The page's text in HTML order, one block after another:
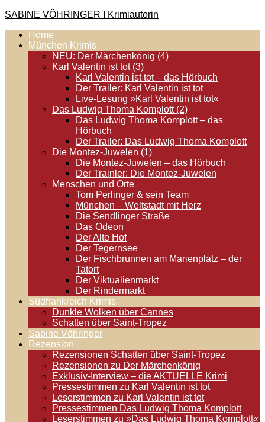
Zum
springen
SABINE VÖHRINGER I Krimiautorin
Krimis, bei denen das universell Menschliche im Vordergrund
steht. Spielen zentral in der Münchner Altstadt.
Home
München Krimis
NEU: Der Märchenkönig (4)
Karl Valentin ist tot (3)
Karl Valentin ist tot – das Hörbuch
Der Trailer: Karl Valentin ist tot
Live-Lesung »Karl Valentin ist tot«
Das Ludwig Thoma Komplott (2)
Das Ludwig Thoma Komplott – das
Hörbuch
Der Trailer: Das Ludwig Thoma Komplott
Die Montez-Juwelen (1)
Die Montez-Juwelen – das Hörbuch
Der Trainler: Die Montez-Juwelen
Menschen und Orte
Tom Perlinger & sein Team
München – Weltstadt mit Herz
Die Sendlinger Straße
Das Odeon
Der Alte Hof
Der Tegernsee
Der Fischbrunnen am Marienplatz – der
Tatort
Der Viktualienmarkt
Der Rindermarkt
Südfrankreich Krimis
Dunkle Wolken über Cannes
Schatten über Saint-Tropez
Sabine Vöhringer
Rezension
Rezensionen Schatten über Saint-Tropez
Rezensionen zu Der Märchenkönig
Exklusiv-Interview – die AKTUELLE Krimi
Pressestimmen zu Karl Valentin ist tot
Leserstimmen zu Karl Valentin ist tot
Pressestimmen Das Ludwig Thoma Komplott
Leserstimmen zu »Das Ludwig Thoma Komplott«